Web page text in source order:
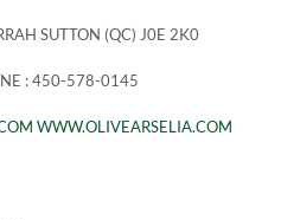
SUTTON (QC) J0E 2K0
: 450-578-0145
WWW.OLIVEARSELIA.COM